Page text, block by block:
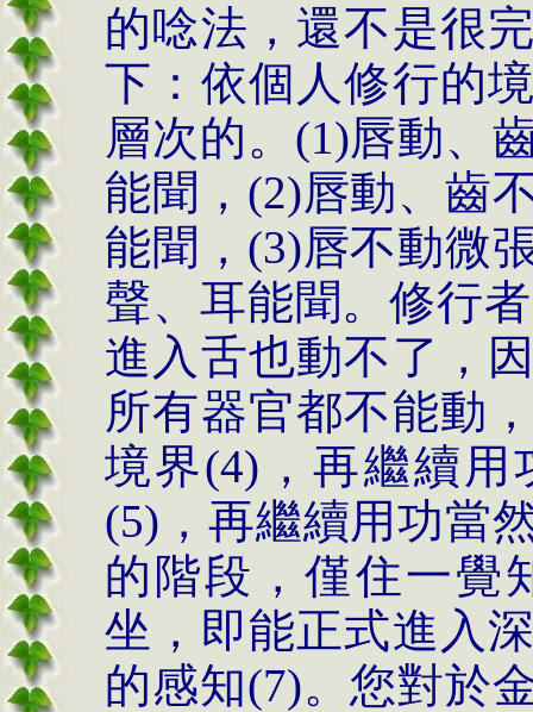
的唸法，還不是很
下：依個人修行的
層次的。(1)唇動、
能聞，(2)唇動、齒
能聞，(3)唇不動微
聲、耳能聞。修行
進入舌也動不了，
所有器官都不能動
境界(4)，再繼續
(5)，再繼續用功當
的階段，僅住一覺
坐，即能正式進入
的感知(7)。您對於